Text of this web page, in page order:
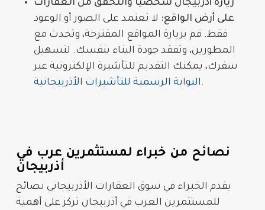
زيارة أذربيجان شخصيًا والتحقق من العقارات
على أرض الواقع: لا تعتمد على الصور أو الوعود
فقط. قم بزيارة المواقع المقترحة، وتحدث مع
المطورين، وتفقد جودة البناء بنفسك. لتسهيل
سفرك، يمكنك التقديم للتأشيرة الإلكترونية عبر
البوابة الرسمية للتأشيرات الأذربيجانية .
نصائح من خبراء لمستثمرين عرب في
أذربيجان
يقدم الخبراء في سوق العقارات الأذربيجاني نصائح
للمستثمرين العرب في أذربيجان تركز على أهمية